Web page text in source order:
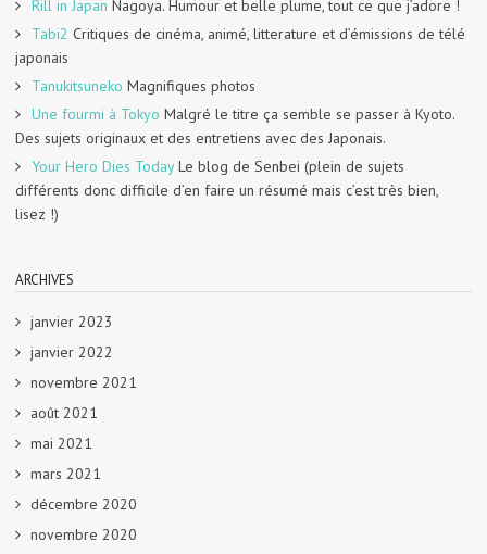
Rill in Japan Nagoya. Humour et belle plume, tout ce que j’adore !
Tabi2 Critiques de cinéma, animé, litterature et d’émissions de télé
japonais
Tanukitsuneko Magnifiques photos
Une fourmi à Tokyo Malgré le titre ça semble se passer à Kyoto.
Des sujets originaux et des entretiens avec des Japonais.
Your Hero Dies TodayLe blog de Senbei (plein de sujets
différents donc difficile d’en faire un résumé mais c’est très bien,
lisez !)
ARCHIVES
janvier 2023
janvier 2022
novembre 2021
août 2021
mai 2021
mars 2021
décembre 2020
novembre 2020